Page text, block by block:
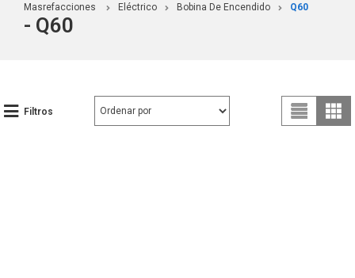
Masrefacciones Eléctrico Bobina De Encendido Q60
- Q60
Filtros